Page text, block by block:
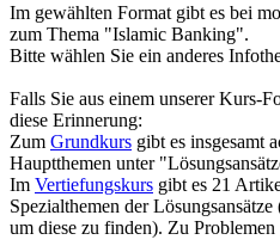
Im gewählten Format gibt es bei
zum Thema "Islamic Banking".
Bitte wählen Sie ein anderes
Falls Sie aus einem unserer Kurs-
diese Erinnerung:
Zum Grundkurs gibt es insgesamt
Hauptthemen unter
Im Vertiefungskurs gibt es 21
Spezialthemen der
um diese zu finden). Zu